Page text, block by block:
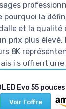
pourquoi la
et la qualité
prix plus élevé.
8K
ils offrent une
au niveau
de nombreuses
Evo 55
Voir l'offre